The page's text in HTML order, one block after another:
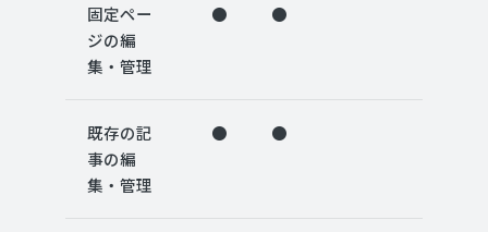
固定ペー
ジの編
集・管理
● ●
既存の記
事の編
集・管理
● ●